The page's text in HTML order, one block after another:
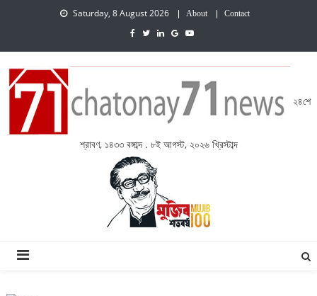
Saturday, 8 August 2026 About Contact
২৪শে
শ্রাবণ, ১৪৩৩ বঙ্গাব্দ . ৮ই আগস্ট, ২০২৬ খ্রিস্টাব্দ